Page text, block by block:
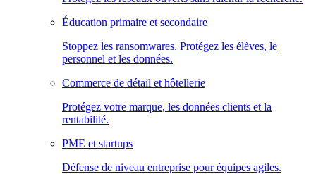
Éducation primaire et secondaire
Stoppez les ransomwares. Protégez les élèves, le
personnel et les données.
Commerce de détail et hôtellerie
Protégez votre marque, les données clients et la
rentabilité.
PME et startups
Défense de niveau entreprise pour équipes agiles.